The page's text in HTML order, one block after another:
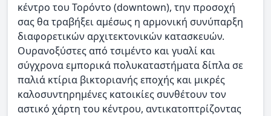
κέντρο του Τορόντο (downtown), την προσοχή
σας θα τραβήξει αμέσως η αρμονική συνύπαρξη
διαφορετικών αρχιτεκτονικών κατασκευών.
Ουρανοξύστες από τσιμέντο και γυαλί και
σύγχρονα εμπορικά πολυκαταστήματα δίπλα σε
παλιά κτίρια βικτοριανής εποχής και μικρές
καλοσυντηρημένες κατοικίες συνθέτουν τον
αστικό χάρτη του κέντρου, αντικατοπτρίζοντας